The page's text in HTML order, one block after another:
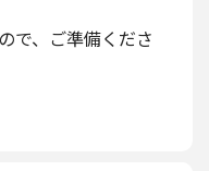
で、ご準備くださ